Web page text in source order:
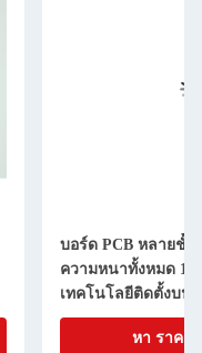
บอร์ด PCB หลายชั้
ความหนาทั้งหมด
เทคโนโลยีติดตั้งบน
หา ราคา